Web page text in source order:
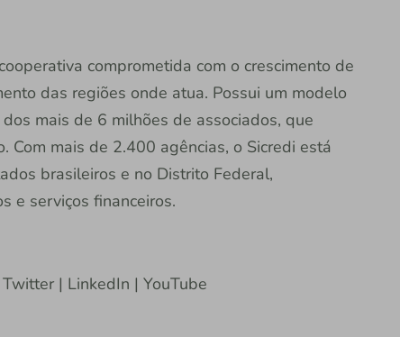
comprometida com o crescimento de
das regiões onde atua. Possui um modelo
mais de 6 milhões de associados, que
Com mais de 2.400 agências, o Sicredi está
brasileiros e no Distrito Federal,
e serviços financeiros.
| LinkedIn | YouTube